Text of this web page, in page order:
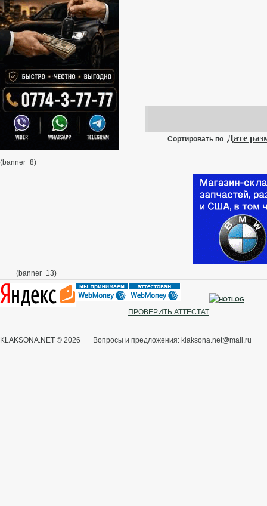
(banner_8)
Сортировать по Дате
(banner_13)
ПРОВЕРИТЬ АТТЕСТАТ
KLAKSONA.NET © 2026 Вопросы и предложения: klaksona.net@mail.ru